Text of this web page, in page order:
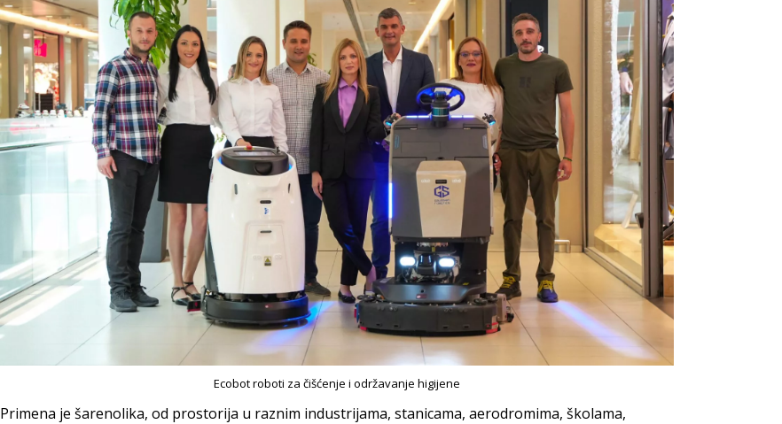
Ecobot roboti za čišćenje i održavanje higijene
Primena je šarenolika, od prostorija u raznim industrijama, stanicama, aerodromima, školama,